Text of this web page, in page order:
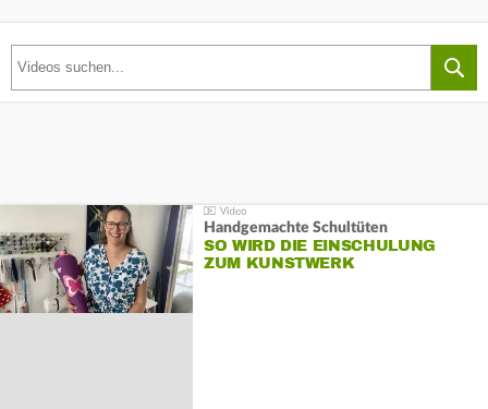
Handgemachte Schultüten
SO WIRD DIE EINSCHULUNG
ZUM KUNSTWERK